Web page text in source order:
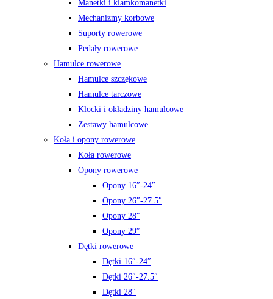
Manetki i klamkomanetki
Mechanizmy korbowe
Suporty rowerowe
Pedały rowerowe
Hamulce rowerowe
Hamulce szczękowe
Hamulce tarczowe
Klocki i okładziny hamulcowe
Zestawy hamulcowe
Koła i opony rowerowe
Koła rowerowe
Opony rowerowe
Opony 16″-24″
Opony 26″-27.5″
Opony 28″
Opony 29″
Dętki rowerowe
Dętki 16″-24″
Dętki 26″-27.5″
Dętki 28″